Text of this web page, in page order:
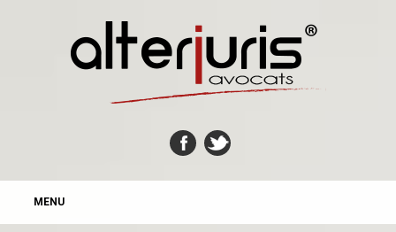
MAIN MENU
MENU